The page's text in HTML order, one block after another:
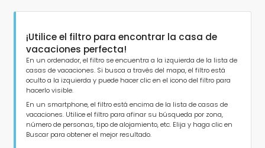
Tipo de alojamiento
Personas
¡Utilice el filtro para encontrar la casa de
vacaciones perfecta!
En un ordenador, el filtro se encuentra a la izquierda de la lista de
casas de vacaciones. Si busca a través del mapa, el filtro está
oculto a la izquierda y puede hacer clic en el icono del filtro para
hacerlo visible.
En un smartphone, el filtro está encima de la lista de casas de
vacaciones. Utilice el filtro para afinar su búsqueda por zona,
número de personas, tipo de alojamiento, etc. Elija y haga clic en
Buscar para obtener el mejor resultado.